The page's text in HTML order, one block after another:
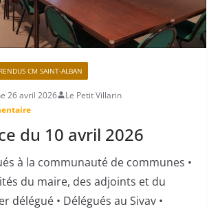
CM SAINT-ALBAN
26 avril 2026
Le Petit Villarin
du 10 avril 2026
à la communauté de communes •
du maire, des adjoints et du
délégué • Délégués au Sivav •